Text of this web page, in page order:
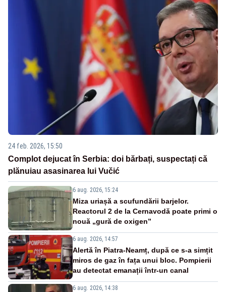
24 feb. 2026, 15:50
Complot dejucat în Serbia: doi bărbați, suspectați că
plănuiau asasinarea lui Vučić
6 aug. 2026, 15:24
Miza uriașă a scufundării barjelor.
Reactorul 2 de la Cernavodă poate primi o
nouă „gură de oxigen”
6 aug. 2026, 14:57
Alertă în Piatra-Neamț, după ce s-a simțit
miros de gaz în fața unui bloc. Pompierii
au detectat emanații într-un canal
6 aug. 2026, 14:38